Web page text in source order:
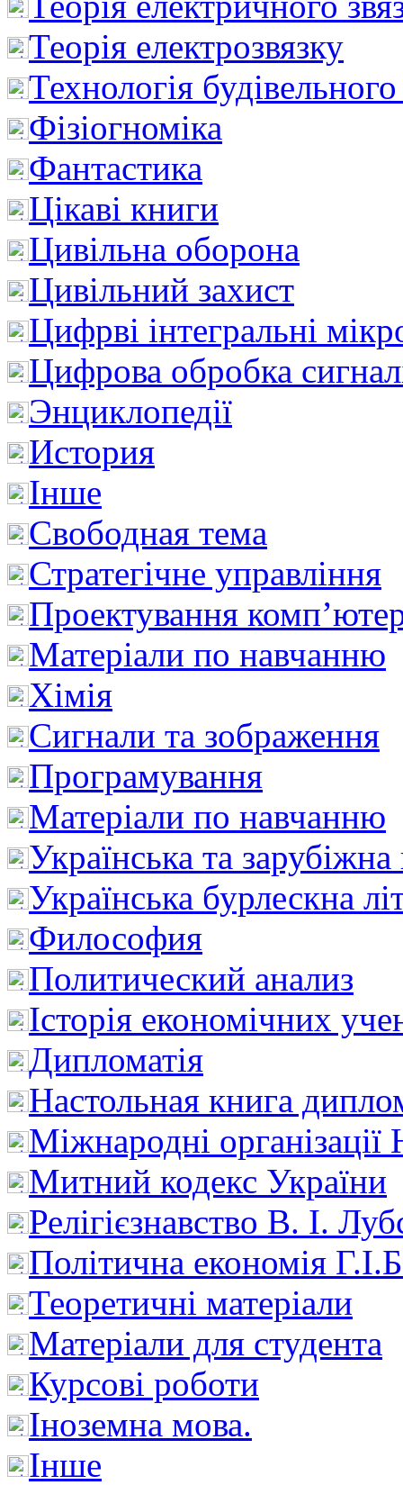
Теорія електрозвязку
Технологія
Фізіогноміка
Фантастика
Цікаві книги
Цивільна оборона
Цивільний захист
Цифрві інтегральні
Цифрова обробка
Энциклопедії
История
Інше
Свободная тема
Стратегічне управління
Проектування
Матеріали по навчанню
Хімія
Сигнали та зображення
Програмування
Матеріали по навчанню
Українська та зарубіжна
Українська бурлескна
Философия
Политический анализ
Історія економічних
Дипломатія
Настольная книга
Міжнародні
Митний кодекс України
Релігієзнавство В. І.
Політична економія
Теоретичні матеріали
Матеріали для студента
Курсові роботи
Іноземна мова.
Інше